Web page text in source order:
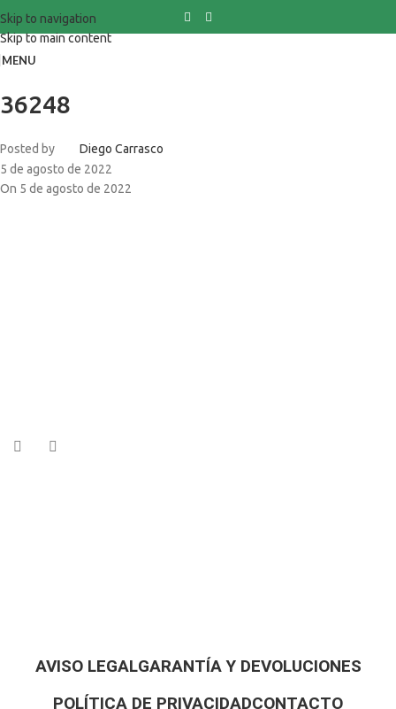
Skip to navigation
Skip to main content
MENU
36248
Posted by
Diego Carrasco
5 de agosto de 2022
On 5 de agosto de 2022
AVISO LEGALGARANTÍA Y DEVOLUCIONES
POLÍTICA DE PRIVACIDADCONTACTO